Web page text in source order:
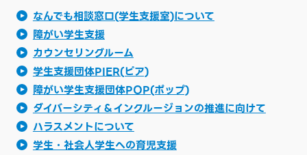
なんでも相談窓口(学生支援室)について
障がい学生支援
カウンセリングルーム
学生支援団体PIER(ピア)
障がい学生支援団体POP(ポップ)
ダイバーシティ＆インクルージョンの推進に向けて
ハラスメントについて
学生・社会人学生への育児支援